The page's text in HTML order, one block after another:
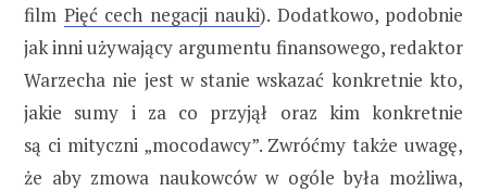
film Pięć cech negacji nauki). Dodatkowo, podobnie
jak inni używający argumentu finansowego, redaktor
Warzecha nie jest w stanie wskazać konkretnie kto,
jakie sumy i za co przyjął oraz kim konkretnie
są ci mityczni „mocodawcy”. Zwróćmy także uwagę,
że aby zmowa naukowców w ogóle była możliwa,